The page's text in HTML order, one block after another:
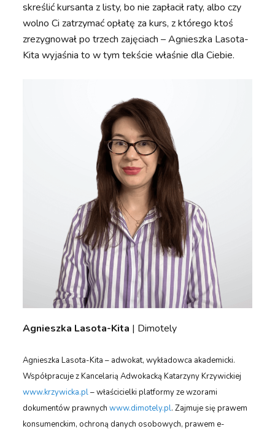
skreślić kursanta z listy, bo nie zapłacił raty, albo czy
wolno Ci zatrzymać opłatę za kurs, z którego ktoś
zrezygnował po trzech zajęciach – Agnieszka Lasota-
Kita wyjaśnia to w tym tekście właśnie dla Ciebie.
Agnieszka Lasota-Kita | Dimotely
Agnieszka Lasota-Kita – adwokat, wykładowca akademicki.
Współpracuje z Kancelarią Adwokacką Katarzyny Krzywickiej
www.krzywicka.pl– właścicielki platformy ze wzorami
dokumentów prawnychwww.dimotely.pl. Zajmuje się prawem
konsumenckim, ochroną danych osobowych, prawem e-